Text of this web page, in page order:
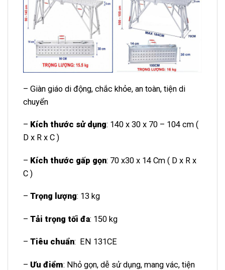
– Giàn giáo di động, chắc khỏe, an toàn, tiện di
chuyển
– Kích thước sử dụng: 140 x 30 x 70 – 104 cm (
D x R x C )
– Kích thước gấp gọn: 70 x30 x 14 Cm ( D x R x
C )
– Trọng lượng: 13 kg
– Tải trọng tối đa: 150 kg
– Tiêu chuẩn: EN 131CE
– Ưu điểm: Nhỏ gọn, dễ sử dụng, mang vác, tiện